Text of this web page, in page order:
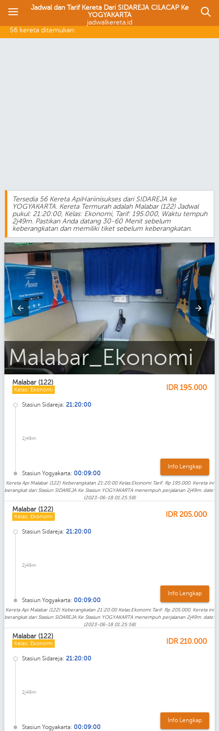
Jadwal dan Tarif Kereta Dari SIDAREJA CILACAP Ke
YOGYAKARTA
jadwalkereta.id
56 kereta ditemukan:
Tersedia 56 Kereta ApiHariinisukses dari SIDAREJA ke
YOGYAKARTA. Kereta Termurah adalah Malabar (122) Jadwal
pukul: 21:20:00, Kelas: Ekonomi, Tarif: 195.000, Waktu tempuh
2j49m. Pastikan Anda datang 30-60 Menit sebelum
keberangkatan dan memiliki tiket sebelum keberangkatan.
Malabar_Bisnis
Malabar (122)
Kelas: Ekonomi IDR 195.000
Stasiun Sidareja: 21:20:00
2j49m
Stasiun Yogyakarta: 00:09:00
Info Lengkap
Kereta Api Malabar (122) Keberangkatan 21:20:00 Kelas:Ekonomi Tarif: Rp 195.000. Kereta ini
berangkat dari Stasiun SIDAREJA Ke Stasiun YOGYAKARTA menempuh perjalanan 2j49m. date:
(2023-06-18 01:25:58)
Malabar (122)
Kelas: Ekonomi IDR 205.000
Stasiun Sidareja: 21:20:00
2j49m
Stasiun Yogyakarta: 00:09:00
Info Lengkap
Kereta Api Malabar (122) Keberangkatan 21:20:00 Kelas:Ekonomi Tarif: Rp 205.000. Kereta ini
berangkat dari Stasiun SIDAREJA Ke Stasiun YOGYAKARTA menempuh perjalanan 2j49m. date:
(2023-06-18 01:25:58)
Malabar (122)
Kelas: Ekonomi IDR 210.000
Stasiun Sidareja: 21:20:00
2j49m
Stasiun Yogyakarta: 00:09:00
Info Lengkap